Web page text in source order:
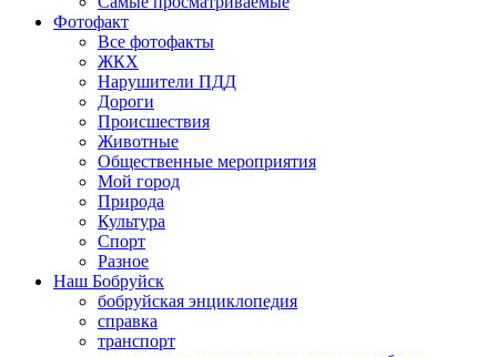
Фотофакт
Все фотофакты
ЖКХ
Нарушители ПДД
Дороги
Происшествия
Животные
Общественные мероприятия
Мой город
Природа
Культура
Спорт
Разное
Наш Бобруйск
бобруйская энциклопедия
справка
транспорт